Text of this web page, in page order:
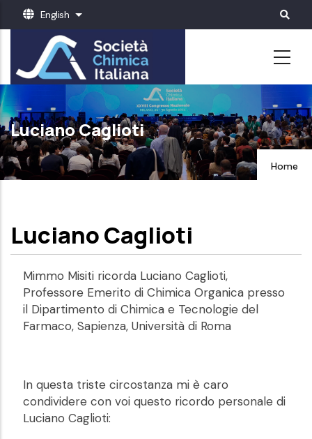
content
English List additional actions
Luciano Caglioti
Home
Luciano Caglioti
Mimmo Misiti ricorda Luciano Caglioti,
Professore Emerito di Chimica Organica presso
il Dipartimento di Chimica e Tecnologie del
Farmaco, Sapienza, Università di Roma
In questa triste circostanza mi è caro
condividere con voi questo ricordo personale di
Luciano Caglioti: